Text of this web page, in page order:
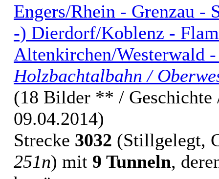
Engers/Rhein - Grenzau -
-) Dierdorf/Koblenz -
Altenkirchen/Westerwald
Holzbachtalbahn /
(18 Bilder ** / Geschichte
09.04.2014)
Strecke 3032 (Stillgelegt,
251n) mit 9 Tunneln,